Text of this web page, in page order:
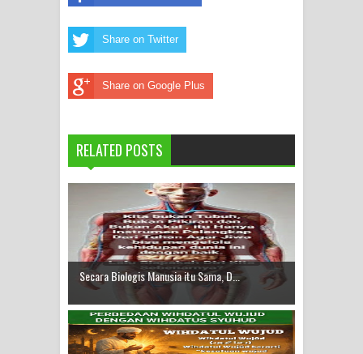
Share on Twitter
Share on Google Plus
RELATED POSTS
Secara Biologis Manusia itu Sama, D...